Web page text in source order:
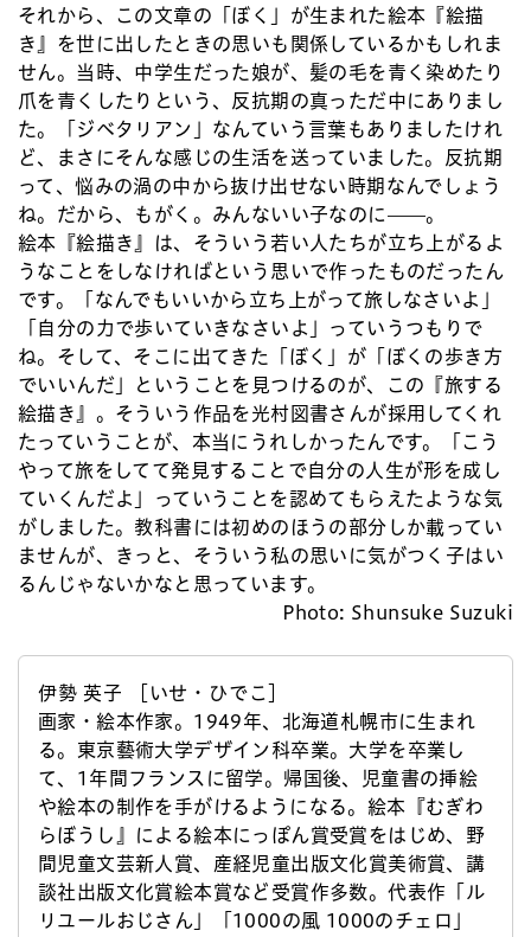
それから、この文章の「ぼく」が生まれた絵本『絵描
き』を世に出したときの思いも関係しているかもしれま
せん。当時、中学生だった娘が、髪の毛を青く染めたり
爪を青くしたりという、反抗期の真っただ中にありまし
た。「ジベタリアン」なんていう言葉もありましたけれ
ど、まさにそんな感じの生活を送っていました。反抗期
って、悩みの渦の中から抜け出せない時期なんでしょう
ね。だから、もがく。みんないい子なのに——。
絵本『絵描き』は、そういう若い人たちが立ち上がるよ
うなことをしなければという思いで作ったものだったん
です。「なんでもいいから立ち上がって旅しなさいよ」
「自分の力で歩いていきなさいよ」っていうつもりで
ね。そして、そこに出てきた「ぼく」が「ぼくの歩き方
でいいんだ」ということを見つけるのが、この『旅する
絵描き』。そういう作品を光村図書さんが採用してくれ
たっていうことが、本当にうれしかったんです。「こう
やって旅をしてて発見することで自分の人生が形を成し
ていくんだよ」っていうことを認めてもらえたような気
がしました。教科書には初めのほうの部分しか載ってい
ませんが、きっと、そういう私の思いに気がつく子はい
るんじゃないかなと思っています。
Photo: Shunsuke Suzuki
伊勢 英子 ［いせ・ひでこ］
画家・絵本作家。1949年、北海道札幌市に生まれ
る。東京藝術大学デザイン科卒業。大学を卒業し
て、1年間フランスに留学。帰国後、児童書の挿絵
や絵本の制作を手がけるようになる。絵本『むぎわ
らぼうし』による絵本にっぽん賞受賞をはじめ、野
間児童文芸新人賞、産経児童出版文化賞美術賞、講
談社出版文化賞絵本賞など受賞作多数。代表作「ル
リユールおじさん」「1000の風 1000のチェロ」